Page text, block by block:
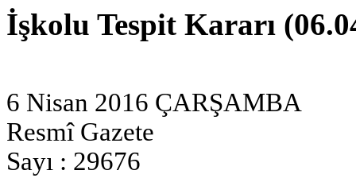
İşkolu Tespit Kararı
6 Nisan 2016 ÇARŞAMBA
Resmî Gazete
Sayı : 29676